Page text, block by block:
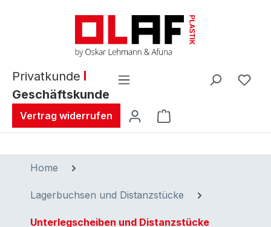
Privatkunde
Geschäftskunde
Vertrag widerrufen Warenkorb enthält
Home
Lagerbuchsen und Distanzstücke
Unterlegscheiben und Distanzstücke